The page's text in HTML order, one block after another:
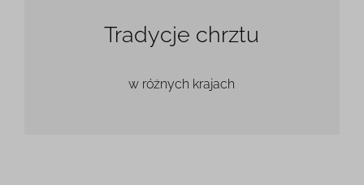
Tradycje chrztu
w różnych krajach